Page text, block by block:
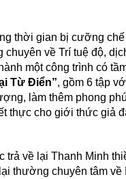
thời gian bị cưỡng
về Trí tuệ độ,
một công trình có
Từ Điển”, gồm 6 tập
làm thêm phong
thực cho giới thức giả
về lại Thanh Minh
thường chuyên tâm